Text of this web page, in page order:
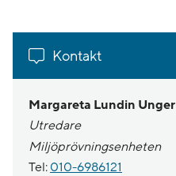
Kontakt
Margareta Lundin Unger
Utredare
Miljöprövningsenheten
Tel: 010-6986121